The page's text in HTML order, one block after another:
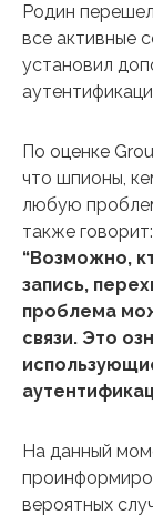
Родин
все активные
установил
По оценке
что шпионы,
любую
также говорит:
“Возможно,
запись,
проблема
связи. Это
На данный
вероятных